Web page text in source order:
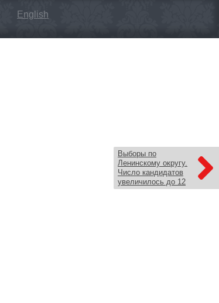
English
Выборы по
Ленинскому округу.
Число кандидатов
увеличилось до 12